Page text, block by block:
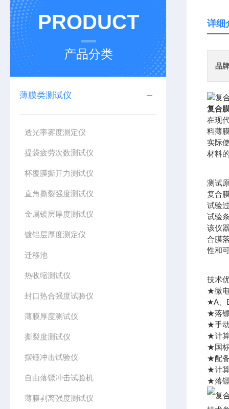
PRODUCT
产品分类
薄膜类测试仪
透光率雾度测定仪
提袋疲劳次数测试仪
杯覆膜撕开力测试仪
直角撕裂强度测试仪
金属镀层厚度测试仪
镀铝层厚度测定仪
迁移池
热收缩测试仪
封口热合强度试验仪
薄膜厚度测试仪
撕裂度测试仪
摆锤冲击试验仪
自由落镖冲击试验机
薄膜剥离强度测试仪
详细
品牌
复合
在现
料薄
实际
材料
测试
复合
试验
试验
该仪
合膜
性和
技术
★微
★A、
★落
★手
★计
★国
★配
★计算
★落